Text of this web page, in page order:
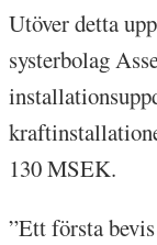
Utöver detta
systerbolag
130 MSEK.
”Ett första